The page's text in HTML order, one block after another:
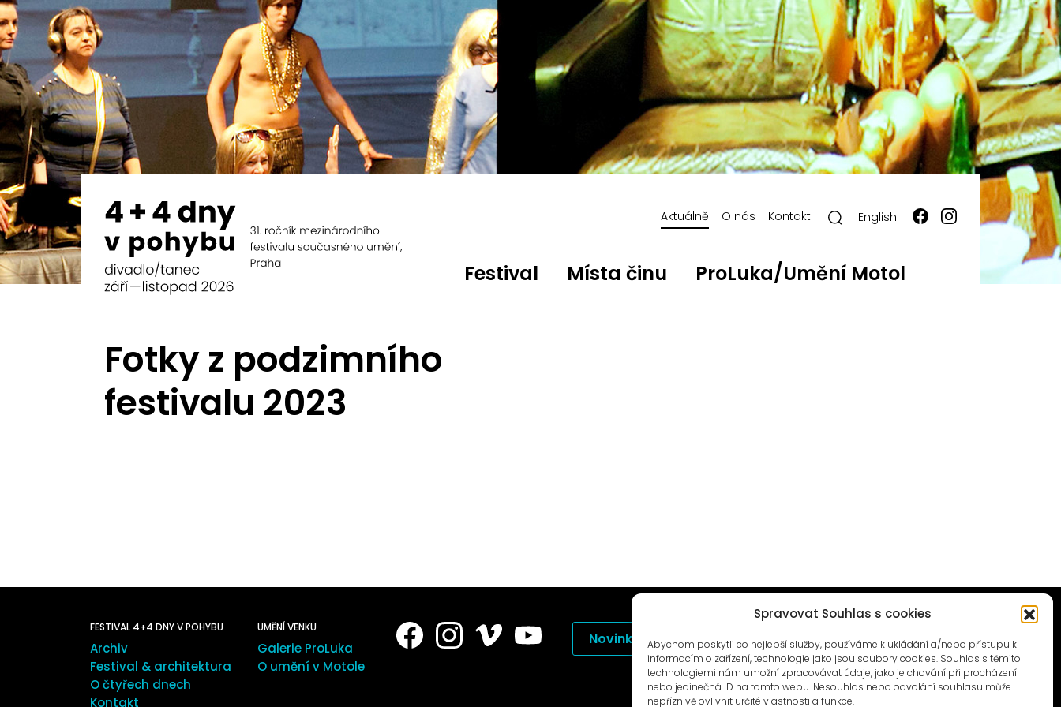
Spravovat Souhlas s cookies
Abychom poskytli co nejlepší služby, používáme k ukládání a/nebo přístupu k
informacím o zařízení, technologie jako jsou soubory cookies. Souhlas s těmito
technologiemi nám umožní zpracovávat údaje, jako je chování při procházení
nebo jedinečná ID na tomto webu. Nesouhlas nebo odvolání souhlasu může
nepříznivě ovlivnit určité vlastnosti a funkce.
Festival Místa činu ProLuka/Umění Motol
Aktuálně O nás Kontakt English
Fotky z podzimního
festivalu 2023
FESTIVAL 4+4 DNY V POHYBU
Archiv
Festival & architektura
O čtyřech dnech
Kontakt
UMĚNÍ VENKU
Galerie ProLuka
O umění v Motole
Novinky na e-mail
© 1996–2025
Čtyři dny, z.s. / Four Days association